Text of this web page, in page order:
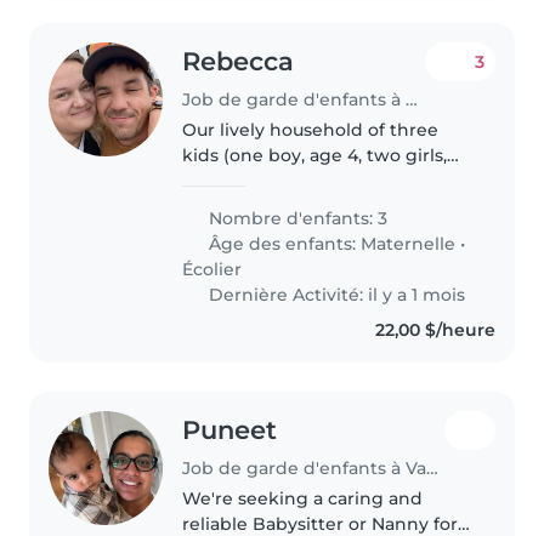
Rebecca
Job de garde d'enfants à Surrey
3
Our lively household of three
kids (one boy, age 4, two girls,
and affectionate babysitter,
nanny, or childminder to join us!
You'll need to be comfortable..
Nombre d'enfants: 3
Âge des enfants: Maternelle •
Écolier
Dernière Activité: il y a 1 mois
22,00 $/heure
Puneet
Job de garde d'enfants à Vaudreuil-Dorion
We're seeking a caring and
reliable Babysitter or Nanny for